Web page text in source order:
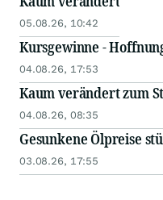
05.08.26, 10:42
Kursgewinne -
04.08.26, 17:53
Kaum verändert zum
04.08.26, 08:35
Gesunkene Ölpreise
03.08.26, 17:55